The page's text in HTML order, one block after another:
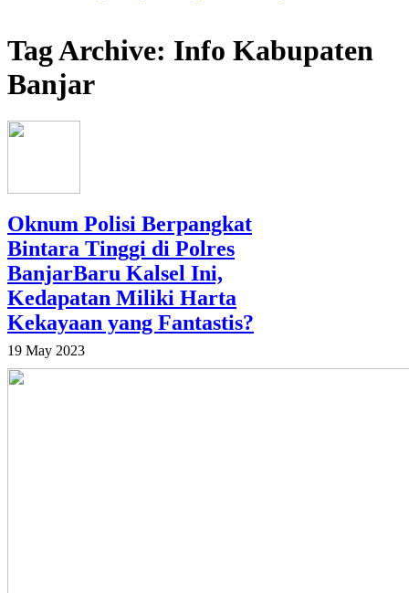
Tag Archive: Info Kabupaten
Banjar
Oknum Polisi Berpangkat
Bintara Tinggi di Polres
BanjarBaru Kalsel Ini,
Kedapatan Miliki Harta
Kekayaan yang Fantastis?
19 May 2023